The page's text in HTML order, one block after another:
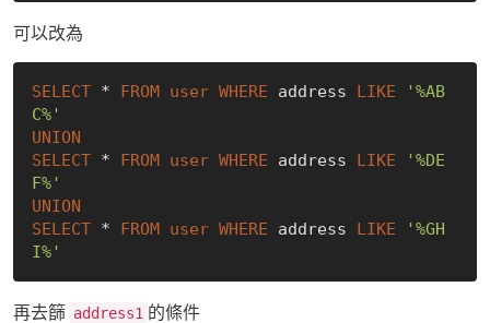
可以改為
SELECT * FROM user WHERE address LIKE
'%AB
C%'
UNION
SELECT * FROM user WHERE address LIKE
'%DE
F%'
UNION
SELECT * FROM user WHERE address LIKE
'%GH
I%'
再去篩 address1 的條件